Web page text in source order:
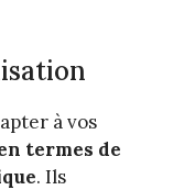
à vos
termes de
. Ils